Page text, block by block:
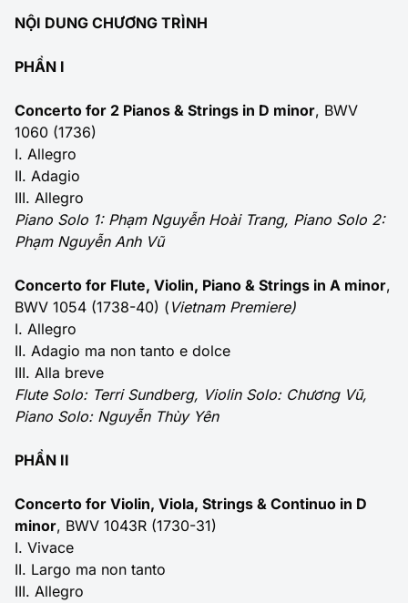
NỘI DUNG CHƯƠNG TRÌNH
PHẦN I
Concerto for 2 Pianos & Strings in D minor, BWV
1060 (1736)
I. Allegro
II. Adagio
III. Allegro
Piano Solo 1: Phạm Nguyễn Hoài Trang, Piano Solo 2:
Phạm Nguyễn Anh Vũ
Concerto for Flute, Violin, Piano & Strings in A minor,
BWV 1054 (1738-40) ( Vietnam Premiere)
I. Allegro
II. Adagio ma non tanto e dolce
III. Alla breve
Flute Solo: Terri Sundberg, Violin Solo: Chương Vũ,
Piano Solo: Nguyễn Thùy Yên
PHẦN II
Concerto for Violin, Viola, Strings & Continuo in D
minor, BWV 1043R (1730-31)
I. Vivace
II. Largo ma non tanto
III. Allegro